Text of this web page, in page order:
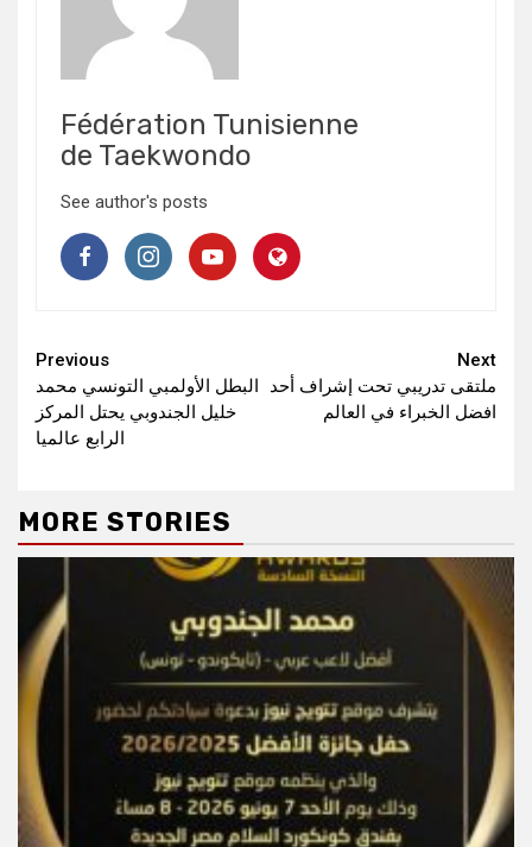
Fédération Tunisienne
de Taekwondo
See author's posts
Continue
Reading
Previous
البطل الأولمبي التونسي محمد
خليل الجندوبي يحتل المركز
الرابع عالميا
Next
ملتقى تدريبي تحت إشراف أحد
افضل الخبراء في العالم
MORE STORIES